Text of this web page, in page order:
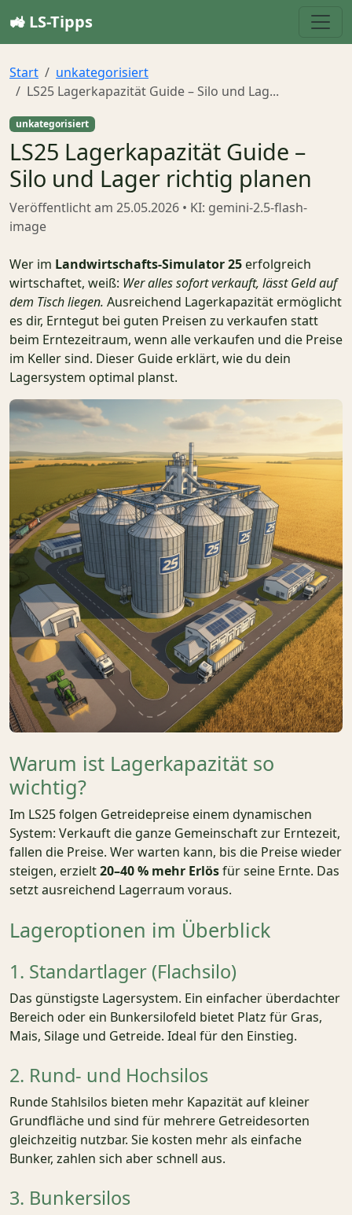
🚜 LS-Tipps
Start
unkategorisiert
LS25 Lagerkapazität Guide – Silo und Lag...
unkategorisiert
LS25 Lagerkapazität Guide –
Silo und Lager richtig planen
Veröffentlicht am 25.05.2026 • KI: gemini-2.5-flash-
image
Wer im Landwirtschafts-Simulator 25 erfolgreich
wirtschaftet, weiß: Wer alles sofort verkauft, lässt Geld auf
dem Tisch liegen. Ausreichend Lagerkapazität ermöglicht
es dir, Erntegut bei guten Preisen zu verkaufen statt
beim Erntezeitraum, wenn alle verkaufen und die Preise
im Keller sind. Dieser Guide erklärt, wie du dein
Lagersystem optimal planst.
Warum ist Lagerkapazität so
wichtig?
Im LS25 folgen Getreidepreise einem dynamischen
System: Verkauft die ganze Gemeinschaft zur Erntezeit,
fallen die Preise. Wer warten kann, bis die Preise wieder
steigen, erzielt20–40 % mehr Erlösfür seine Ernte. Das
setzt ausreichend Lagerraum voraus.
Lageroptionen im Überblick
1. Standartlager (Flachsilo)
Das günstigste Lagersystem. Ein einfacher überdachter
Bereich oder ein Bunkersilofeld bietet Platz für Gras,
Mais, Silage und Getreide. Ideal für den Einstieg.
2. Rund- und Hochsilos
Runde Stahlsilos bieten mehr Kapazität auf kleiner
Grundfläche und sind für mehrere Getreidesorten
gleichzeitig nutzbar. Sie kosten mehr als einfache
Bunker, zahlen sich aber schnell aus.
3. Bunkersilos